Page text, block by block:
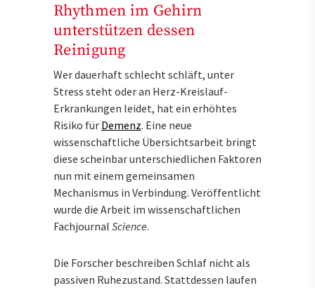
Rhythmen im Gehirn
unterstützen dessen
Reinigung
Wer dauerhaft schlecht schläft, unter
Stress steht oder an Herz-Kreislauf-
Erkrankungen leidet, hat ein erhöhtes
Risiko für Demenz. Eine neue
wissenschaftliche Übersichtsarbeit bringt
diese scheinbar unterschiedlichen Faktoren
nun mit einem gemeinsamen
Mechanismus in Verbindung. Veröffentlicht
wurde die Arbeit im wissenschaftlichen
Fachjournal Science.
Die Forscher beschreiben Schlaf nicht als
passiven Ruhezustand. Stattdessen laufen